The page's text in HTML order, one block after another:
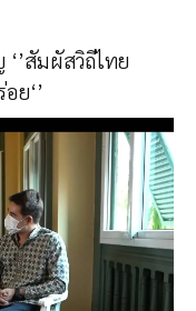
‘’สัมผัสวิถีไทย
ย‘’